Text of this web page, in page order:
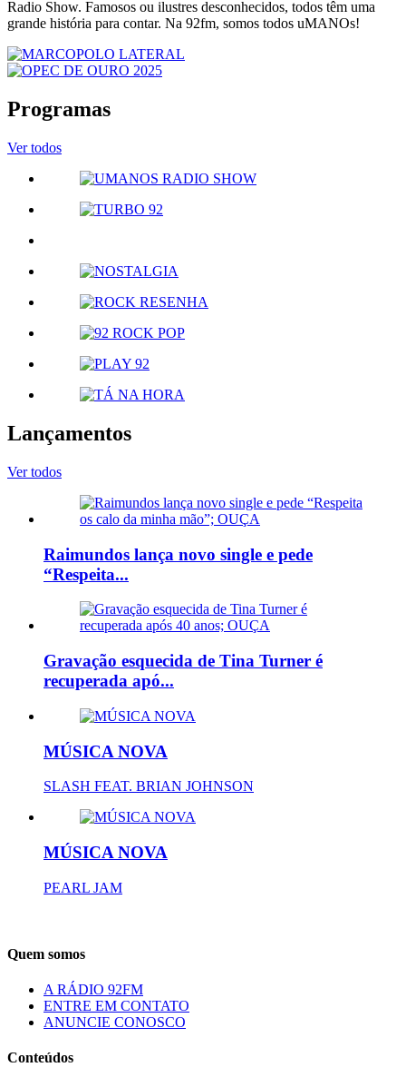
Radio Show. Famosos ou ilustres desconhecidos, todos têm uma
grande história para contar. Na 92fm, somos todos uMANOs!
Programas
Ver todos
Lançamentos
Ver todos
Raimundos lança novo single e pede
“Respeita...
Gravação esquecida de Tina Turner é
recuperada apó...
MÚSICA NOVA
SLASH FEAT. BRIAN JOHNSON
MÚSICA NOVA
PEARL JAM
Quem somos
A RÁDIO 92FM
ENTRE EM CONTATO
ANUNCIE CONOSCO
Conteúdos